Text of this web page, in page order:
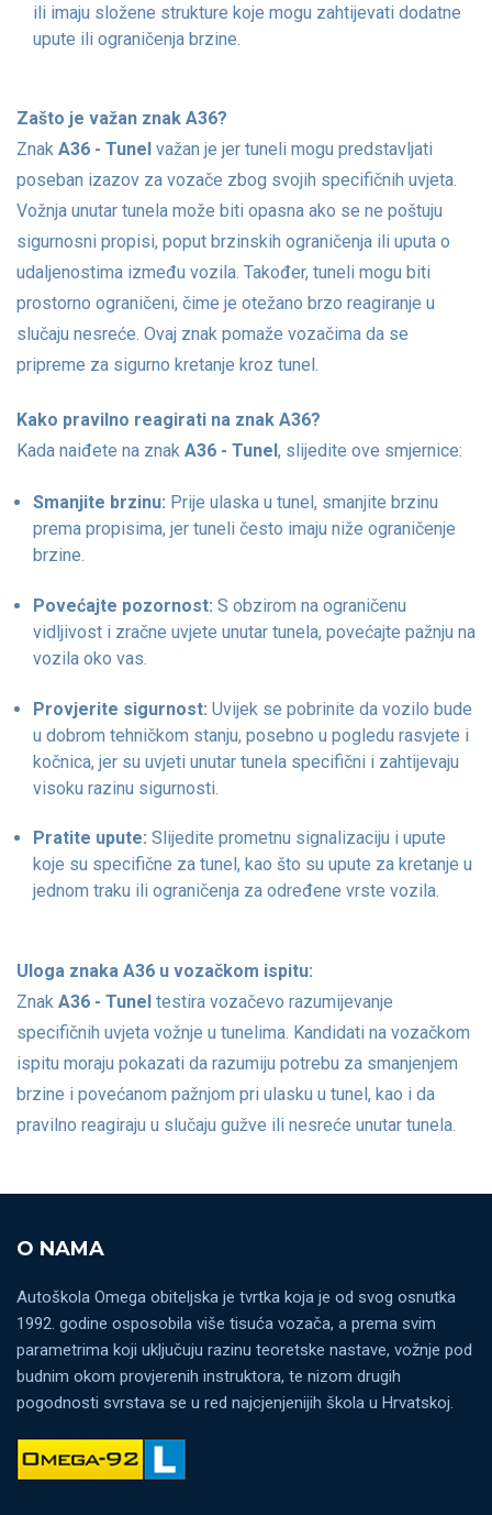
ili imaju složene strukture koje mogu zahtijevati dodatne
upute ili ograničenja brzine.
Zašto je važan znak A36?
Znak A36 - Tunel važan je jer tuneli mogu predstavljati
poseban izazov za vozače zbog svojih specifičnih uvjeta.
Vožnja unutar tunela može biti opasna ako se ne poštuju
sigurnosni propisi, poput brzinskih ograničenja ili uputa o
udaljenostima između vozila. Također, tuneli mogu biti
prostorno ograničeni, čime je otežano brzo reagiranje u
slučaju nesreće. Ovaj znak pomaže vozačima da se
pripreme za sigurno kretanje kroz tunel.
Kako pravilno reagirati na znak A36?
Kada naiđete na znak A36 - Tunel, slijedite ove smjernice:
Smanjite brzinu: Prije ulaska u tunel, smanjite brzinu
prema propisima, jer tuneli često imaju niže ograničenje
brzine.
Povećajte pozornost: S obzirom na ograničenu
vidljivost i zračne uvjete unutar tunela, povećajte pažnju na
vozila oko vas.
Provjerite sigurnost: Uvijek se pobrinite da vozilo bude
u dobrom tehničkom stanju, posebno u pogledu rasvjete i
kočnica, jer su uvjeti unutar tunela specifični i zahtijevaju
visoku razinu sigurnosti.
Pratite upute: Slijedite prometnu signalizaciju i upute
koje su specifične za tunel, kao što su upute za kretanje u
jednom traku ili ograničenja za određene vrste vozila.
Uloga znaka A36 u vozačkom ispitu:
Znak A36 - Tunel testira vozačevo razumijevanje
specifičnih uvjeta vožnje u tunelima. Kandidati na vozačkom
ispitu moraju pokazati da razumiju potrebu za smanjenjem
brzine i povećanom pažnjom pri ulasku u tunel, kao i da
pravilno reagiraju u slučaju gužve ili nesreće unutar tunela.
O NAMA
Autoškola Omega obiteljska je tvrtka koja je od svog osnutka
1992. godine osposobila više tisuća vozača, a prema svim
parametrima koji uključuju razinu teoretske nastave, vožnje pod
budnim okom provjerenih instruktora, te nizom drugih
pogodnosti svrstava se u red najcjenjenijih škola u Hrvatskoj.